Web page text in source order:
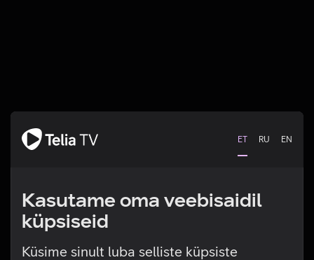
ET RU EN
Kasutame oma veebisaidil
küpsiseid
Küsime sinult luba selliste küpsiste